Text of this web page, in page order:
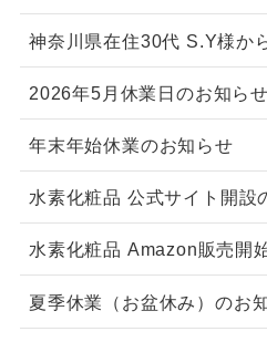
神奈川県在住30代 S.Y様か
2026年5月休業日のお知らせ
年末年始休業のお知らせ
水素化粧品 公式サイト開設
水素化粧品 Amazon販売開
夏季休業（お盆休み）のお